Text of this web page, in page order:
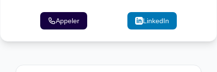
Appeler LinkedIn